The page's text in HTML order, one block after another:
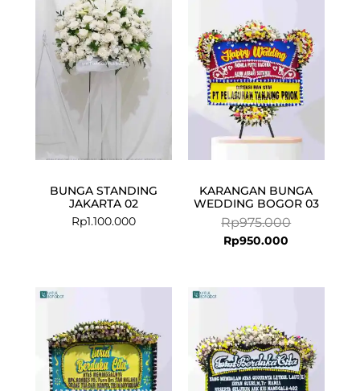
BUNGA STANDING
JAKARTA 02
Rp1.100.000
KARANGAN BUNGA
WEDDING BOGOR 03
Rp975.000
Rp975.000.
Rp950.000
Rp950.000.